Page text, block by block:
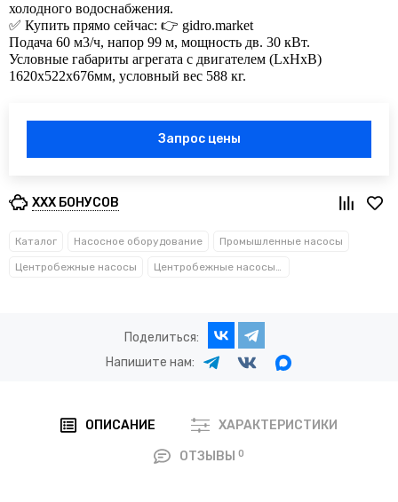
холодного водоснабжения.
✅ Купить прямо сейчас: 👉 gidro.market
Подача 60 м3/ч, напор 99 м, мощность дв. 30 кВт.
Условные габариты агрегата с двигателем (LхHхB)
1620х522х676мм, условный вес 588 кг.
Запрос цены
XXX БОНУСОВ
Каталог Насосное оборудование Промышленные насосы
Центробежные насосы Центробежные насосы ЦНС
Поделиться:
Напишите нам:
ОПИСАНИЕ ХАРАКТЕРИСТИКИ
ОТЗЫВЫ 0